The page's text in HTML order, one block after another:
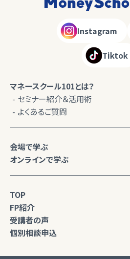
Instagram
Tiktok
マネースクール101とは？
セミナー紹介＆活用術
よくあるご質問
会場で学ぶ
オンラインで学ぶ
TOP
FP紹介
受講者の声
個別相談申込